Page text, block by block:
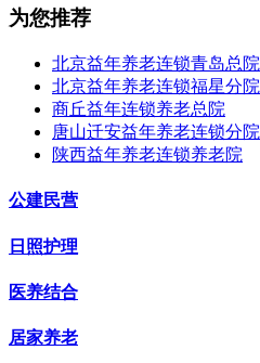
为您推荐
北京益年养老连锁青岛总院
北京益年养老连锁福星分院
商丘益年连锁养老总院
唐山迁安益年养老连锁分院
陕西益年养老连锁养老院
公建民营
日照护理
医养结合
居家养老